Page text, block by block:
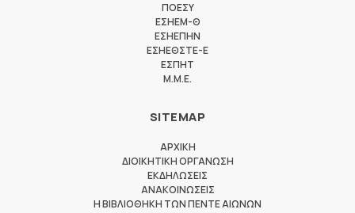
ΠΟΕΣΥ
ΕΣΗΕΜ-Θ
ΕΣΗΕΠΗΝ
ΕΣΗΕΘΣΤΕ-Ε
ΕΣΠΗΤ
M.M.E.
SITEMAP
ΑΡΧΙΚΗ
ΔΙΟΙΚΗΤΙΚΗ ΟΡΓΑΝΩΣΗ
ΕΚΔΗΛΩΣΕΙΣ
ΑΝΑΚΟΙΝΩΣΕΙΣ
Η ΒΙΒΛΙΟΘΗΚΗ ΤΩΝ ΠΕΝΤΕ ΑΙΩΝΩΝ